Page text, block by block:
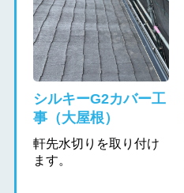
シルキーG2カバー工
事（大屋根）
軒先水切りを取り付け
ます。